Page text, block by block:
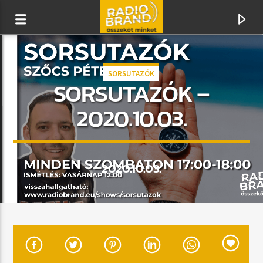
RADIO BRAND
ÖSSZEKÖT MINKET
SORSUTAZÓK
SORSUTAZÓK –
2020.10.03.
2020.10.03.